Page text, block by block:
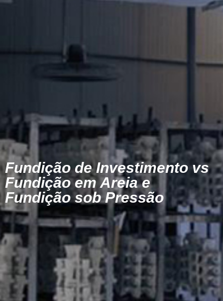
Fundição de Investimento vs
Fundição em Areia e
Fundição sob Pressão